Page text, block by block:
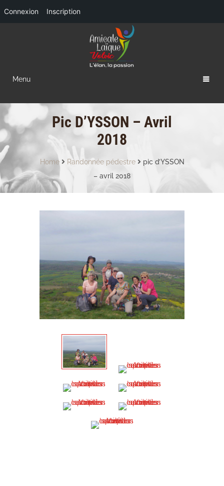
Menu
Pic D’YSSON – Avril
2018
Home Randonnée pédestre
pic d’YSSON
– avril 2018
Connexion Inscription